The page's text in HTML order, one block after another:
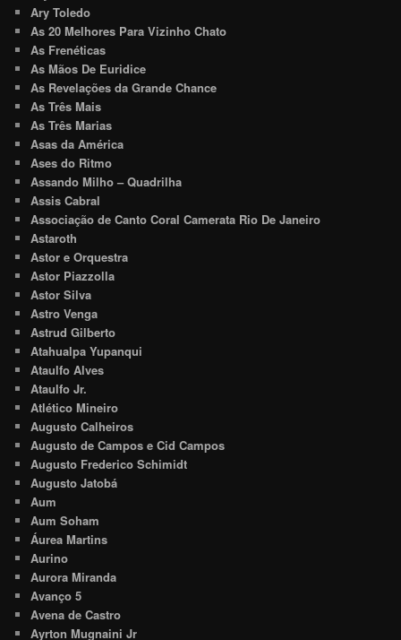
Ary Toledo
As 20 Melhores Para Vizinho Chato
As Frenéticas
As Mãos De Euridice
As Revelações da Grande Chance
As Três Mais
As Três Marias
Asas da América
Ases do Ritmo
Assando Milho – Quadrilha
Assis Cabral
Associação de Canto Coral Camerata Rio De Janeiro
Astaroth
Astor e Orquestra
Astor Piazzolla
Astor Silva
Astro Venga
Astrud Gilberto
Atahualpa Yupanqui
Ataulfo Alves
Ataulfo Jr.
Atlético Mineiro
Augusto Calheiros
Augusto de Campos e Cid Campos
Augusto Frederico Schimidt
Augusto Jatobá
Aum
Aum Soham
Áurea Martins
Aurino
Aurora Miranda
Avanço 5
Avena de Castro
Ayrton Mugnaini Jr